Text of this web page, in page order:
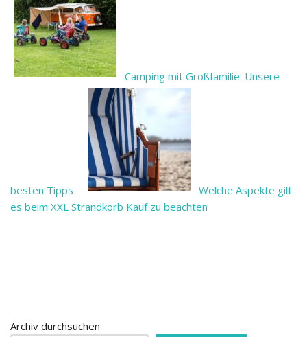
Camping mit Großfamilie: Unsere
besten Tipps
Welche Aspekte gilt
es beim XXL Strandkorb Kauf zu beachten
Archiv durchsuchen